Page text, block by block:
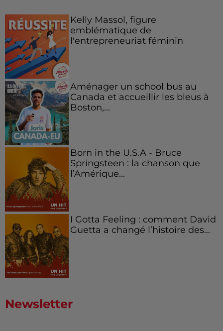
Kelly Massol, figure
emblématique de
l'entrepreneuriat féminin
Aménager un school bus au
Canada et accueillir les bleus à
Boston,...
Born in the U.S.A - Bruce
Springsteen : la chanson que
l’Amérique...
I Gotta Feeling : comment David
Guetta a changé l’histoire des...
Newsletter